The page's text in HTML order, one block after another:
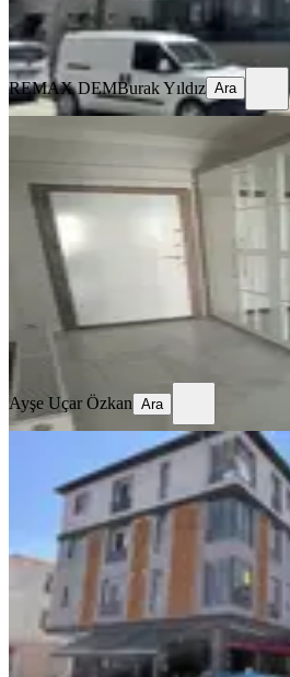
REMAX DEM Burak Yıldız
Ara
REMAX DEMBurak Yıldız Ara
4,5+1 Temiz
Merkez, Demirkent
4.5+1·
32.000 ₺
Ayşe Uçar Özkan
Ayşe Uçar Özkan Ara
Remax Dem'den
Isıtmalı Kiralık
Merkez, İnönü
2+0
70 m² 3. Kat·
25.000 ₺
REMAX DEMBurak Yıldız